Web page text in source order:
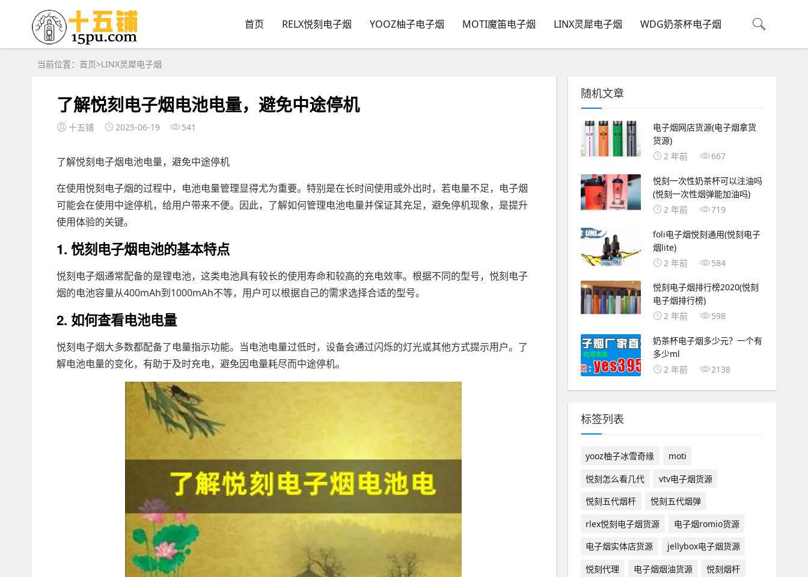
首页 RELX悦刻电子烟 YOOZ柚子电子烟 MOTI魔笛电子烟 LINX灵犀电子烟 WDG奶茶杯电子烟
当前位置： 首页>LINX灵犀电子烟
了解悦刻电子烟电池电量，避免中途停机
十五铺 2025-06-19 541
了解悦刻电子烟电池电量，避免中途停机
在使用悦刻电子烟的过程中，电池电量管理显得尤为重要。特别是在长时间使用或外出时，若电量不足，电子烟
可能会在使用中途停机，给用户带来不便。因此，了解如何管理电池电量并保证其充足，避免停机现象，是提升
使用体验的关键。
1. 悦刻电子烟电池的基本特点
悦刻电子烟通常配备的是锂电池，这类电池具有较长的使用寿命和较高的充电效率。根据不同的型号，悦刻电子
烟的电池容量从400mAh到1000mAh不等，用户可以根据自己的需求选择合适的型号。
2. 如何查看电池电量
悦刻电子烟大多数都配备了电量指示功能。当电池电量过低时，设备会通过闪烁的灯光或其他方式提示用户。了
解电池电量的变化，有助于及时充电，避免因电量耗尽而中途停机。
随机文章
电子烟网店货源(电子烟拿货
货源)
2 年前
667
悦刻一次性奶茶杯可以注油吗
(悦刻一次性烟弹能加油吗)
2 年前
719
foli电子烟悦刻通用(悦刻电子
烟lite)
2 年前
584
悦刻电子烟排行榜2020(悦刻
电子烟排行榜)
2 年前
598
奶茶杯电子烟多少元？一个有
多少ml
2 年前
2138
标签列表
yooz柚子冰雪奇缘
moti
悦刻怎么看几代
vtv电子烟货源
悦刻五代烟杆
悦刻五代烟弹
rlex悦刻电子烟货源
电子烟romio货源
电子烟实体店货源
jellybox电子烟货源
悦刻代理
电子烟烟油货源
悦刻烟杆